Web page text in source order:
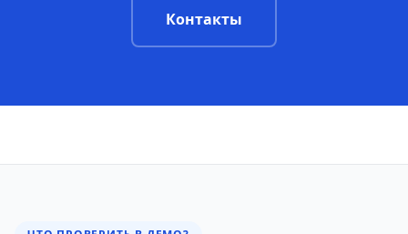
Контакты